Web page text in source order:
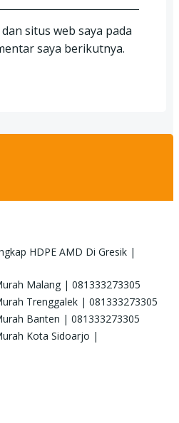
situs web saya pada
saya berikutnya.
HDPE AMD Di Gresik |
Malang | 081333273305
Trenggalek | 081333273305
Banten | 081333273305
Kota Sidoarjo |